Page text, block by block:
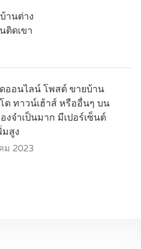
านต่าง
ติดเขา
ออนไลน์ โพสต์ ขายบ้าน
ทาวน์เฮ้าส์ หรืออื่นๆ บน
องจำเป็นมาก มีเปอร์เซ็นต์
มสูง
ม 2023